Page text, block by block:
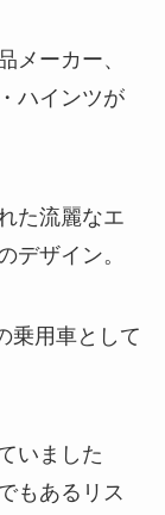
メーカー、
ハインツが
た流麗なエ
デザイン。
乗用車として
いました
もあるリス